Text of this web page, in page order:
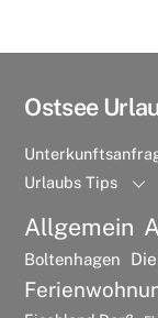
Ostsee
Urlaubs Tips
Allgemein
Boltenhagen